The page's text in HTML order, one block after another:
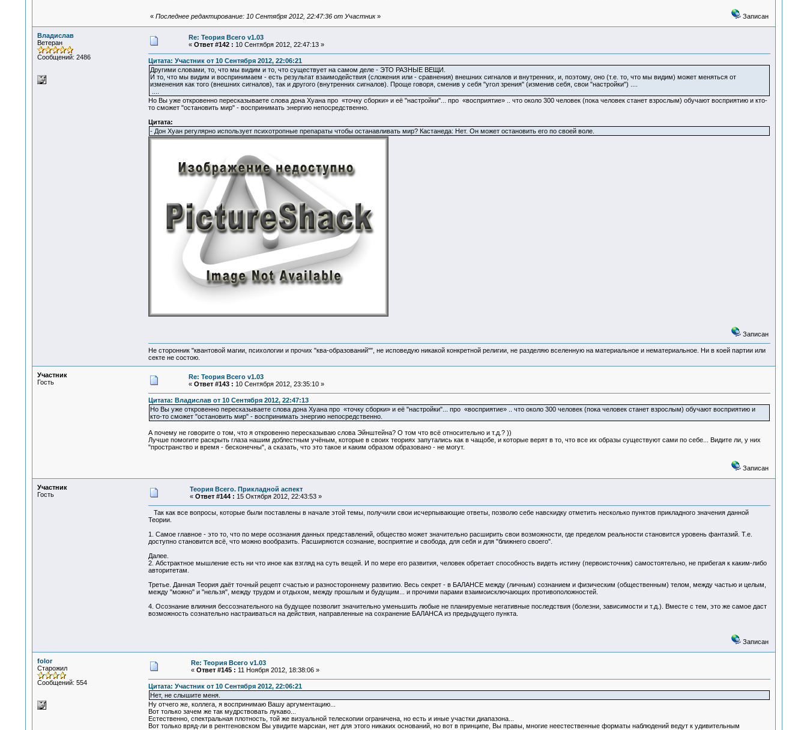
« Последнее редактирование: 10 Сентября 2012, 22:47:36 от Участник» Записан
Владислав
Ветеран
Сообщений: 2486
Re: Теория Всего v1.03
« Ответ #142 : 10 Сентября 2012, 22:47:13 »
Цитата: Участник от 10 Сентября 2012, 22:06:21
Другими словами, то, что мы видим и то, что существует на самом деле - ЭТО РАЗНЫЕ ВЕЩИ.
И то, что мы видим и воспринимаем - есть результат взаимодействия (сложения или - сравнения) внешних сигналов и внутренних, и, поэтому, оно (т.е. то, что мы видим) может меняться от
изменения как того (внешних сигналов), так и другого (внутренних сигналов). Проще говоря, сменив у себя "угол зрения" (изменив себя, свои "настройки") ....
Но Вы уже откровенно пересказываете слова дона Хуана про «точку сборки» и её "настройки"... про «восприятие» .. что около 300 человек (пока человек станет взрослым) обучают восприятию и кто-
то сможет "остановить мир" - воспринимать энергию непосредственно.
Цитата:
- Дон Хуан регулярно использует психотропные препараты чтобы останавливать мир? Кастанеда: Нет. Он может остановить его по своей воле.
Записан
Не сторонник "квантовой магии, психологии и прочих "ква-образований"", не исповедую никакой конкретной религии, не разделяю вселенную на материальное и нематериальное. Ни в коей партии или
секте не состою.
Участник
Гость
Re: Теория Всего v1.03
« Ответ #143 : 10 Сентября 2012, 23:35:10 »
Цитата: Владислав от 10 Сентября 2012, 22:47:13
Но Вы уже откровенно пересказываете слова дона Хуана про «точку сборки» и её "настройки"... про «восприятие» .. что около 300 человек (пока человек станет взрослым) обучают восприятию и
кто-то сможет "остановить мир" - воспринимать энергию непосредственно.
А почему не говорите о том, что я откровенно пересказываю слова Эйнштейна? О том что всё относительно и т.д.? ))
Лучше помогите раскрыть глаза нашим доблестным учёным, которые в своих теориях запутались как в чащобе, и которые верят в то, что все их образы существуют сами по себе... Видите ли, у них
"пространство и время - бесконечны", а сказать, что это такое и каким образом образовано - не могут.
Записан
Участник
Гость
Теория Всего. Прикладной аспект
« Ответ #144 : 15 Октября 2012, 22:43:53 »
Так как все вопросы, которые были поставлены в начале этой темы, получили свои исчерпывающие ответы, позволю себе навскидку отметить несколько пунктов прикладного значения данной
Теории.
1. Самое главное - это то, что по мере осознания данных представлений, общество может значительно расширить свои возможности, где пределом реальности становится уровень фантазий. Т.е.
доступно становится всё, что можно вообразить. Расширяются сознание, восприятие и свобода, для себя и для "ближнего своего".
Далее.
2. Абстрактное мышление есть ни что иное как взгляд на суть вещей. И по мере его развития, человек обретает способность видеть истину (первоисточник) самостоятельно, не прибегая к каким-либо
авторитетам.
Третье. Данная Теория даёт точный рецепт счастью и разностороннему развитию. Весь секрет - в БАЛАНСЕ между (личным) сознанием и физическим (общественным) телом, между частью и целым,
между "можно" и "нельзя", между трудом и отдыхом, между прошлым и будущим... и прочими парами взаимоисключающих противоположностей.
4. Осознание влияния бессознательного на будущее позволит значительно уменьшить любые не планируемые негативные последствия (болезни, зависимости и т.д.). Вместе с тем, это же самое даст
возможность сознательно настраиваться на действия, направленные на сохранение БАЛАНСА из предыдущего пункта.
Записан
folor
Старожил
Сообщений: 554
Re: Теория Всего v1.03
« Ответ #145 : 11 Ноября 2012, 18:38:06 »
Цитата: Участник от 10 Сентября 2012, 22:06:21
Нет, не слышите меня.
Ну отчего же, коллега, я воспринимаю Вашу аргументацию...
Вот только зачем же так мудрствовать лукаво...
Естественно, спектральная плотность, той же визуальной телескопии ограничена, но есть и иные участки диапазона...
Вот только вряд-ли в рентгеновском Вы увидите марсиан, нет для этого никаких оснований, но вот в принципе, Вы правы, многие неестественные форматы наблюдений ведут к удивительным